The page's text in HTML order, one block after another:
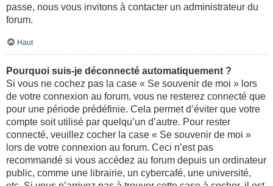
passe, nous vous invitons à contacter un administrateur du
forum.
Haut
Pourquoi suis-je déconnecté automatiquement ?
Si vous ne cochez pas la case « Se souvenir de moi » lors
de votre connexion au forum, vous ne resterez connecté que
pour une période prédéfinie. Cela permet d’éviter que votre
compte soit utilisé par quelqu’un d’autre. Pour rester
connecté, veuillez cocher la case « Se souvenir de moi »
lors de votre connexion au forum. Ceci n’est pas
recommandé si vous accédez au forum depuis un ordinateur
public, comme une librairie, un cybercafé, une université,